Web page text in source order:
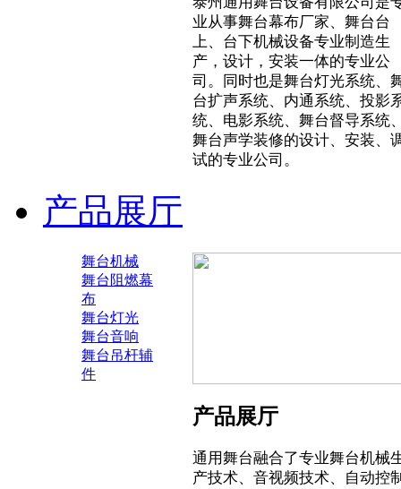
业从事舞台幕布厂家、舞台台
上、台下机械设备专业制造生
产，设计，安装一体的专业公
司。同时也是舞台灯光系统、
台扩声系统、内通系统、投影
统、电影系统、舞台督导系统
舞台声学装修的设计、安装、
试的专业公司。
产品展厅
舞台机械
舞台阻燃幕
布
舞台灯光
舞台音响
舞台吊杆辅
件
产品展厅
通用舞台融合了专业舞台机械
产技术、音视频技术、自动控